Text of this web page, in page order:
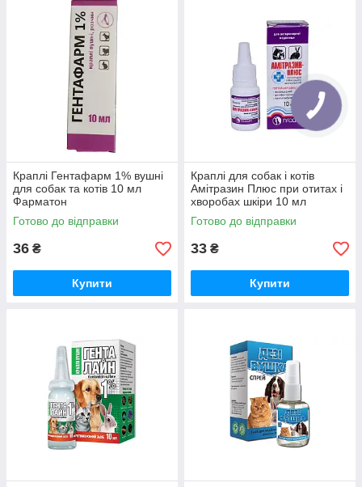
Краплі Гентафарм 1% вушні
для собак та котів 10 мл
Фарматон
Готово до відправки
36 ₴
Купити
Краплі для собак і котів
Амітразин Плюс при отитах і
хворобах шкіри 10 мл
Продукт
Готово до відправки
33 ₴
Купити